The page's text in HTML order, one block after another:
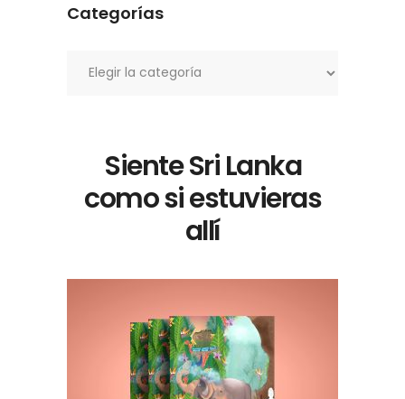
Categorías
Siente Sri Lanka
como si estuvieras
allí